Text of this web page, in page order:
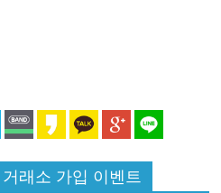
래소 가입 이벤트